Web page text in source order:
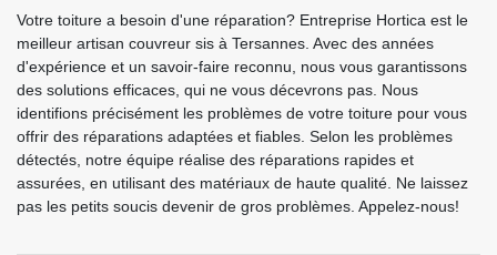
Votre toiture a besoin d'une réparation? Entreprise Hortica est le
meilleur artisan couvreur sis à Tersannes. Avec des années
d'expérience et un savoir-faire reconnu, nous vous garantissons
des solutions efficaces, qui ne vous décevrons pas. Nous
identifions précisément les problèmes de votre toiture pour vous
offrir des réparations adaptées et fiables. Selon les problèmes
détectés, notre équipe réalise des réparations rapides et
assurées, en utilisant des matériaux de haute qualité. Ne laissez
pas les petits soucis devenir de gros problèmes. Appelez-nous!